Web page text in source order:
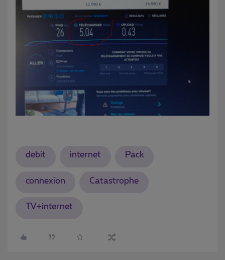
debit internet Pack
connexion Catastrophe
TV+internet